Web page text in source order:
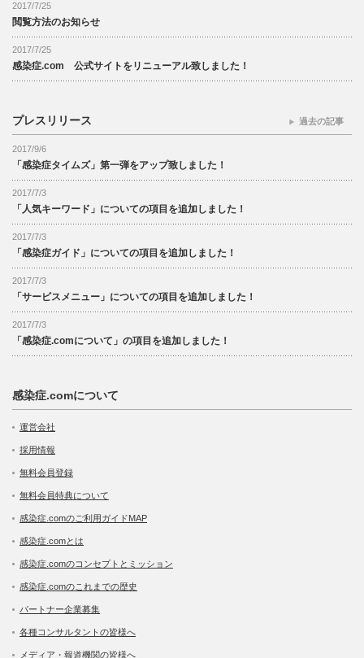
2017/7/25
閲覧方法のお知らせ
2017/7/25
感染症.com 公式サイトをリニューアル致しました！
プレスリリース
2017/9/6
「感染症タイムズ」第一弾をアップ致しました！
2017/7/3
「人気キーワード」についての項目を追加しました！
2017/7/3
「感染症ガイド」についての項目を追加しました！
2017/7/3
「サービスメニュー」についての項目を追加しました！
2017/7/3
「感染症.comについて」の項目を追加しました！
過去の記事
感染症.comについて
運営会社
採用情報
無料会員登録
無料会員特典について
感染症.comのご利用ガイドMAP
感染症.comとは
感染症.comのコンセプトとミッション
感染症.comのこれまでの歴史
パートナー企業募集
各種コンサルタントの皆様へ
メディア・報道機関の皆様へ